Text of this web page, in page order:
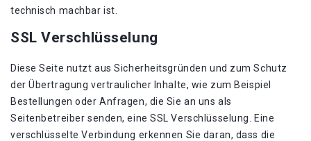
technisch machbar ist.
SSL Verschlüsselung
Diese Seite nutzt aus Sicherheitsgründen und zum Schutz
der Übertragung vertraulicher Inhalte, wie zum Beispiel
Bestellungen oder Anfragen, die Sie an uns als
Seitenbetreiber senden, eine SSL Verschlüsselung. Eine
verschlüsselte Verbindung erkennen Sie daran, dass die